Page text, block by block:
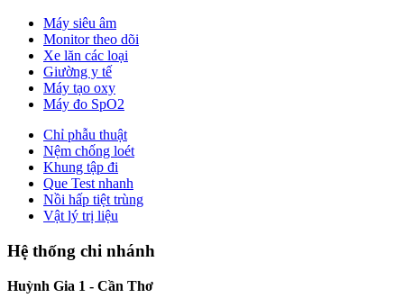
Máy siêu âm
Monitor theo dõi
Xe lăn các loại
Giường y tế
Máy tạo oxy
Máy đo SpO2
Chỉ phẫu thuật
Nệm chống loét
Khung tập đi
Que Test nhanh
Nồi hấp tiệt trùng
Vật lý trị liệu
Hệ thống chi nhánh
Huỳnh Gia 1 - Cần Thơ